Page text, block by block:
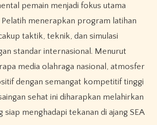
pemain menjadi fokus utama
menerapkan program latihan
taktik, teknik, dan simulasi
standar internasional. Menurut
media olahraga nasional, atmosfer
dengan semangat kompetitif tinggi
sehat ini diharapkan melahirkan
menghadapi tekanan di ajang SEA